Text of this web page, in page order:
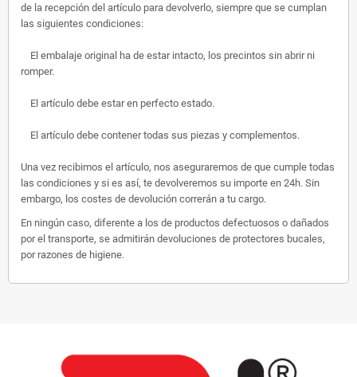
de la recepción del artículo para devolverlo, siempre que se cumplan
las siguientes condiciones:
El embalaje original ha de estar intacto, los precintos sin abrir ni
romper.
El artículo debe estar en perfecto estado.
El artículo debe contener todas sus piezas y complementos.
Una vez recibimos el artículo, nos aseguraremos de que cumple todas
las condiciones y si es así, te devolveremos su importe en 24h. Sin
embargo, los costes de devolución correrán a tu cargo.
En ningún caso, diferente a los de productos defectuosos o dañados
por el transporte, se admitirán devoluciones de protectores bucales,
por razones de higiene.